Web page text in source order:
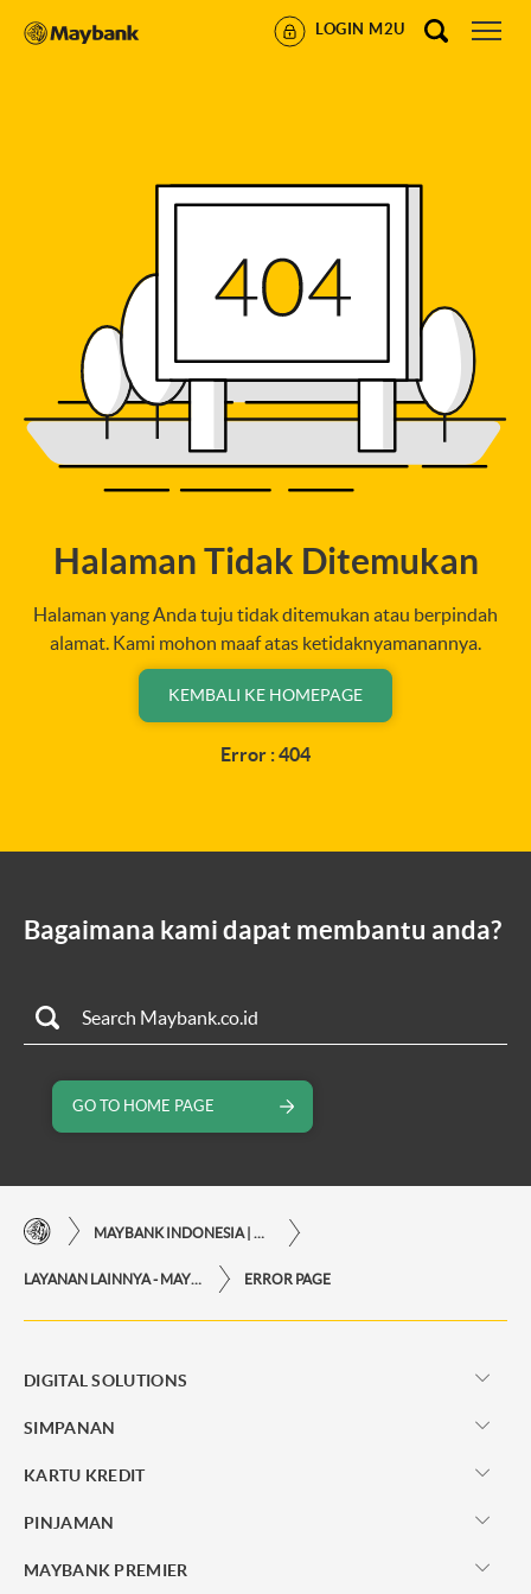
LOGIN M2U
Halaman Tidak Ditemukan
Halaman yang Anda tuju tidak ditemukan atau berpindah
alamat. Kami mohon maaf atas ketidaknyamanannya.
KEMBALI KE HOMEPAGE
Error : 404
Bagaimana kami dapat membantu anda?
GO TO HOME PAGE
ERROR PAGE
DIGITAL SOLUTIONS
SIMPANAN
KARTU KREDIT
PINJAMAN
MAYBANK PREMIER